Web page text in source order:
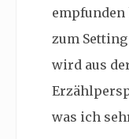
empfunden
zum
wird aus
was ich